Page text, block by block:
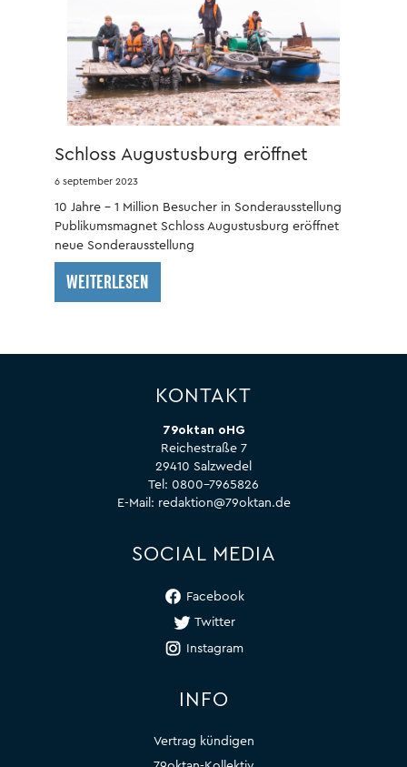
Schloss Augustusburg eröffnet
neue Sonderausstellung
6 september 2023
10 Jahre – 1 Million Besucher in Sonderausstellung
Publikumsmagnet Schloss Augustusburg eröffnet
neue Sonderausstellung
WEITERLESEN
KONTAKT
79oktan oHG
Reichestraße 7
29410 Salzwedel
Tel: 0800-7965826
E-Mail: redaktion@79oktan.de
SOCIAL MEDIA
Facebook
Twitter
Instagram
INFO
Vertrag kündigen